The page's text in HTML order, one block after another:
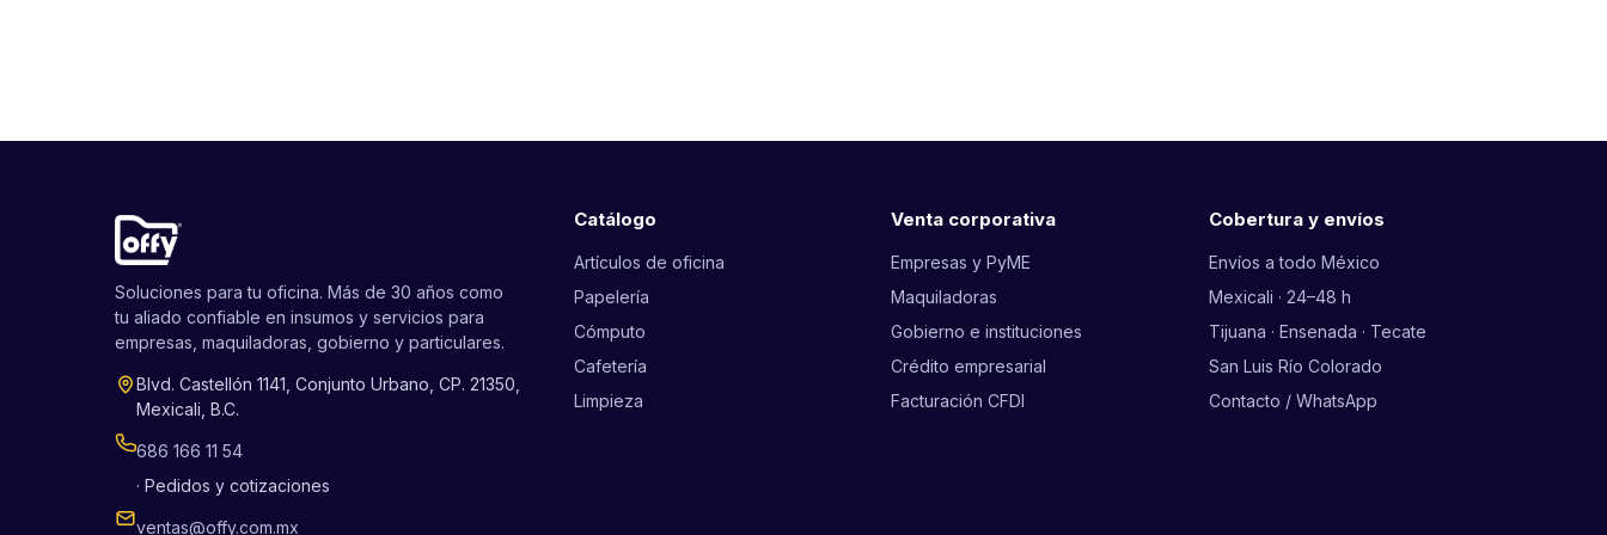
Soluciones para tu oficina. Más de 30 años como
tu aliado confiable en insumos y servicios para
empresas, maquiladoras, gobierno y particulares.
Blvd. Castellón 1141, Conjunto Urbano, CP. 21350,
Mexicali, B.C.
686 166 11 54
· Pedidos y cotizaciones
ventas@offy.com.mx
Catálogo
Artículos de oficina
Papelería
Cómputo
Cafetería
Limpieza
Venta corporativa
Empresas y PyME
Maquiladoras
Gobierno e instituciones
Crédito empresarial
Facturación CFDI
Cobertura y envíos
Envíos a todo México
Mexicali · 24–48 h
Tijuana · Ensenada · Tecate
San Luis Río Colorado
Contacto / WhatsApp